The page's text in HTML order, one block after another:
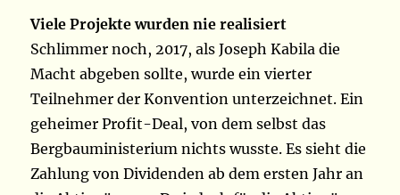
Viele Projekte wurden nie realisiert
Schlimmer noch, 2017, als Joseph Kabila die
Macht abgeben sollte, wurde ein vierter
Teilnehmer der Konvention unterzeichnet. Ein
geheimer Profit-Deal, von dem selbst das
Bergbauministerium nichts wusste. Es sieht die
Zahlung von Dividenden ab dem ersten Jahr an